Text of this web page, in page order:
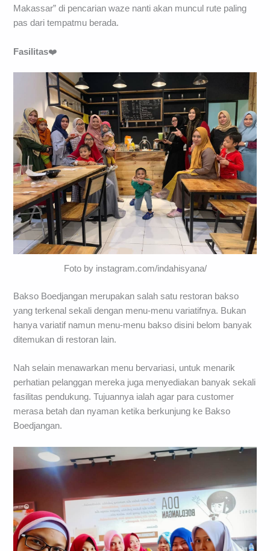
Makassar” di pencarian waze nanti akan muncul rute paling
pas dari tempatmu berada.
Fasilitas❤️
Foto by instagram.com/indahisyana/
Bakso Boedjangan merupakan salah satu restoran bakso
yang terkenal sekali dengan menu-menu variatifnya. Bukan
hanya variatif namun menu-menu bakso disini belom banyak
ditemukan di restoran lain.
Nah selain menawarkan menu bervariasi, untuk menarik
perhatian pelanggan mereka juga menyediakan banyak sekali
fasilitas pendukung. Tujuannya ialah agar para customer
merasa betah dan nyaman ketika berkunjung ke Bakso
Boedjangan.